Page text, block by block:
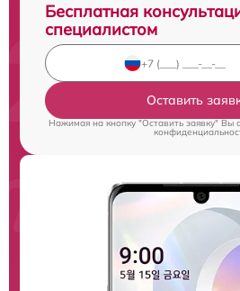
Бесплатная
специалистом
Оставить
Нажимая на кнопку "Оставить заявку" Вы